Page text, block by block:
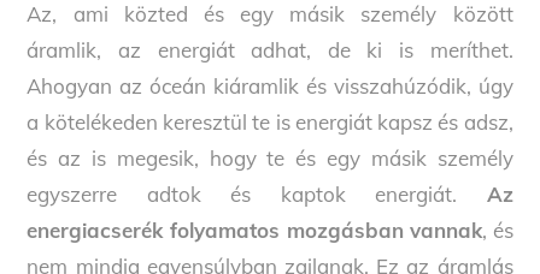
Az, ami közted és egy másik személy között
áramlik, az energiát adhat, de ki is meríthet.
Ahogyan az óceán kiáramlik és visszahúzódik, úgy
a kötelékeden keresztül te is energiát kapsz és adsz,
és az is megesik, hogy te és egy másik személy
egyszerre adtok és kaptok energiát. Az
energiacserék folyamatos mozgásban vannak, és
nem mindig egyensúlyban zajlanak. Ez az áramlás